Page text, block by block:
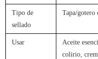
Tipo de
sellado
Tapa/gotero
Usar
Aceite
colirio,